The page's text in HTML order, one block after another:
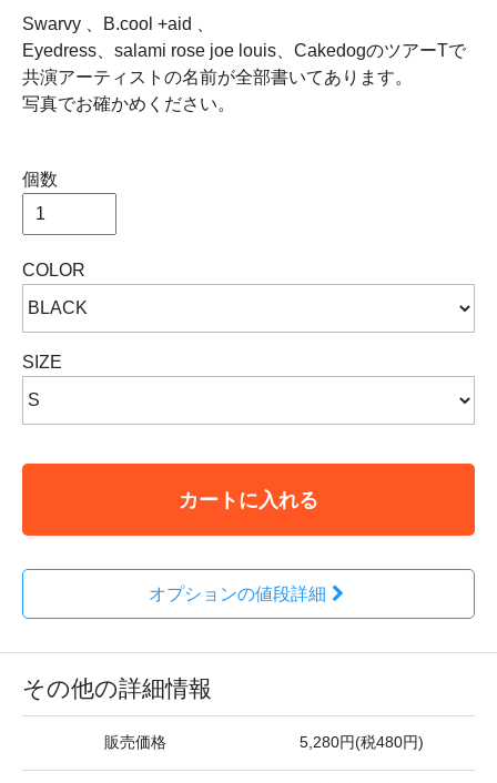
Swarvy 、B.cool +aid 、
Eyedress、salami rose joe louis、CakedogのツアーTで
共演アーティストの名前が全部書いてあります。
写真でお確かめください。
個数
COLOR
SIZE
カートに入れる
オプションの値段詳細
その他の詳細情報
販売価格 5,280円(税480円)